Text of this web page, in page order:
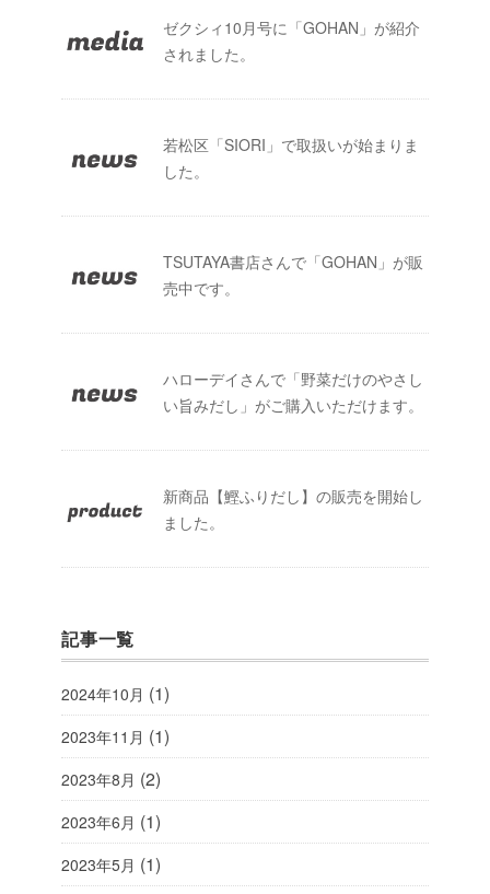
ゼクシィ10月号に「GOHAN」が紹介
されました。
若松区「SIORI」で取扱いが始まりま
した。
TSUTAYA書店さんで「GOHAN」が販
売中です。
ハローデイさんで「野菜だけのやさし
い旨みだし」がご購入いただけます。
新商品【鰹ふりだし】の販売を開始し
ました。
記事一覧
2024年10月 (1)
2023年11月 (1)
2023年8月 (2)
2023年6月 (1)
2023年5月 (1)